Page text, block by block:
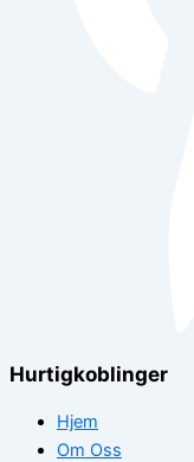
Hurtigkoblinger
Hjem
Om Oss